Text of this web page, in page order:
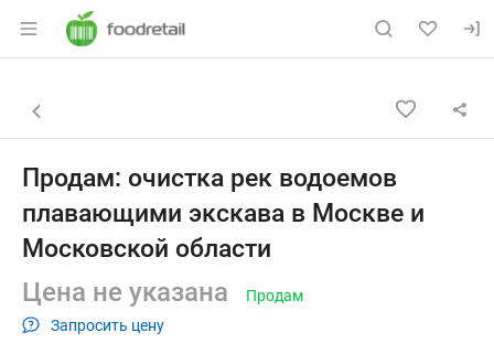
Раздел навигации по сайту
Объявление: Продам: очистка
Навигация и управление объявлением
Назад к списку объявлений
Продам: очистка рек водоемов
плавающими экскава в Москве и
Московской области
Цена не указана
Запросить цену
Продам